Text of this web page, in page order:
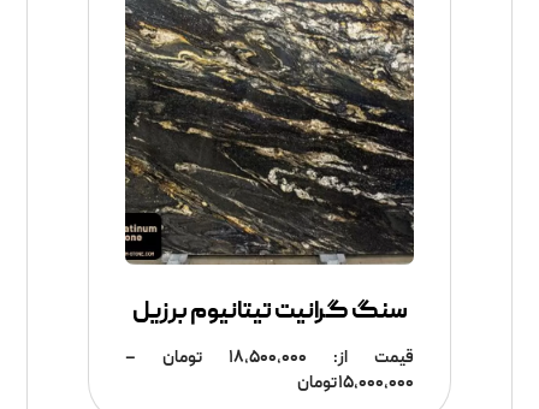
سنگ گرانیت تیتانیوم برزیل
قیمت از: ۱۸,۵۰۰,۰۰۰ تومان
–
۱۵,۰۰۰,۰۰۰تومان